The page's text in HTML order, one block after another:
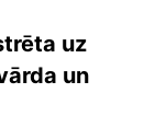
uz
un